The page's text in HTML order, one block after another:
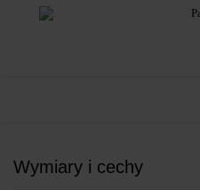
Wymiary i cechy